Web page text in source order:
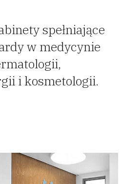
spełniające
w medycynie
i kosmetologii.